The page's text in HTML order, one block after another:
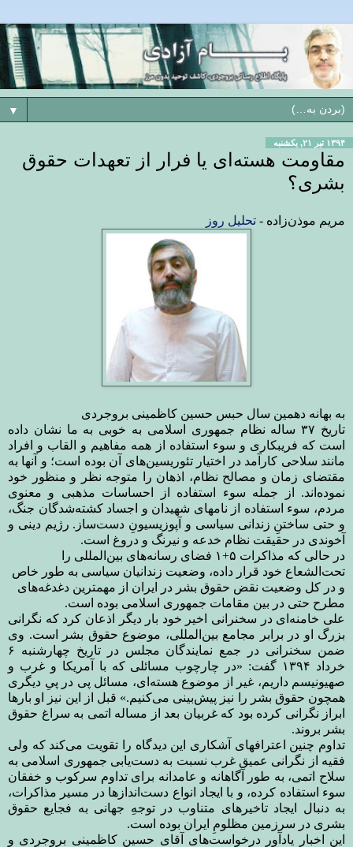
▼
۱۳۹۴ تیر ۲۱, یکشنبه
مقاومت هسته‌ای یا فرار از تعهدات حقوق
بشری؟
مریم موذن‌زاده - تحلیل روز
به بهانه دهمین سال حبس حسین کاظمینی بروجردی
تاریخ ۳۷ ساله نظام جمهوری اسلامی به خوبی به ما نشان داده
است که فریبکاری و سوء استفاده از همه مفاهیم و القاب و افراد
مانند سلاحی کارآمد در اختیار تئوریسین‌های آن بوده است؛ و آنها به
مقتضای زمان و مصالح نظام، اذهان را متوجه نظر و منظور خود
نموده‌اند. از جمله سوء استفاده از احساسات مذهبی و معنوی
مردم، سوء استفاده از نامهای شهیدان و اجساد کشته‌شدگان جنگ،
و حتی ساختنِ زندانی سیاسی و آپوزیسیونِ دست‌ساز. رژیم دینی و
آخوندی در حقیقت نظام خدعه و نیرنگ و دروغ است.
در حالی که مذاکرات ۵+۱ فضای رسانه‌های بین‌المللی را
تحت‌الشعاع خود قرار داده، وضعیت زندانیان سیاسی به طور خاص
و در کل وضعیت نقض حقوق بشر در ایران از مهمترین دغدغه‌های
مطرح حتی در بین مقامات جمهوری اسلامی بوده است.
علی خامنه‌ای در سخنرانی اخیر خود بار دیگر اذعان کرد که نگرانی
بزرگ او در برابر مجامع بین‌المللی، موضوع حقوق بشر است. وی
ضمن سخنرانی در جمع نمایندگان مجلس در تاریخ چهارشنبه ۶
خرداد ۱۳۹۴
گفت: «در چارچوب مسائلی که با آمریکا و غرب و
صهیونیسم داریم، غیر از موضوع هسته‌ای، مسائل پی در پیِ دیگری
همچون حقوق بشر را نیز پیش‌بینی می‌کنیم.» قبل از این نیز او بارها
ابراز نگرانی کرده بود که غربیان بعد از مساله اتمی به سراغ حقوق
بشر بروند.
تداوم چنین اعترافهای آشکاری این دیدگاه را تقویت می‌کند که ولی
فقیه از نگرانی عمیق غرب نسبت به دست‌یابی جمهوری اسلامی به
سلاح اتمی، به طور آگاهانه و عامدانه برای تداوم سرکوب و خفقان
سوء استفاده کرده، و با ایجاد انواع دست‌اندازها در مسیر مذاکرات،
به دنبال ایجاد تاخیرهای متناوب در توجهِ جهانی به فجایع حقوق
بشری در سرزمین مظلومِ ایران بوده است.
این اخبار یادآور درخواست‌های آقای حسین کاظمینی بروجردی و